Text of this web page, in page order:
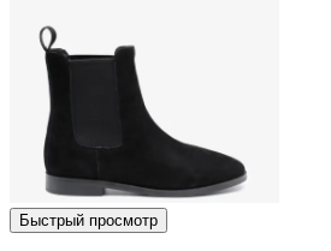
Быстрый просмотр